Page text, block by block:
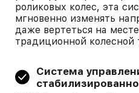
роликовых колес, эта
мгновенно изменять
даже вертеться на
традиционной колесной
Система